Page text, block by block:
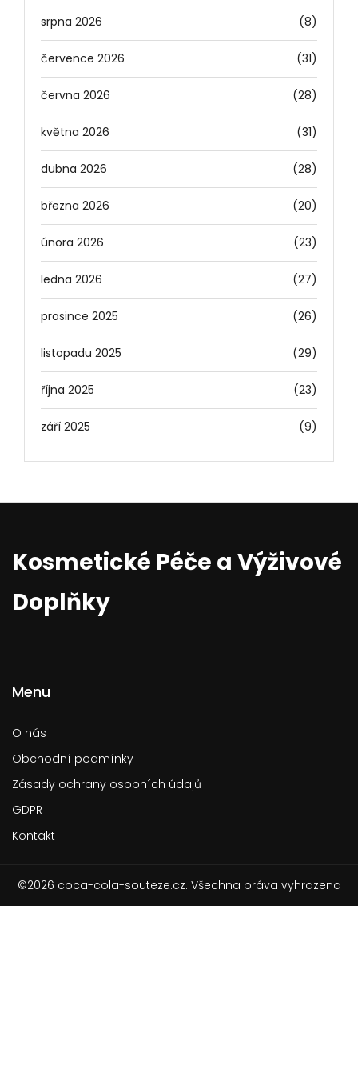
srpna 2026 (8)
července 2026 (31)
června 2026 (28)
května 2026 (31)
dubna 2026 (28)
března 2026 (20)
února 2026 (23)
ledna 2026 (27)
prosince 2025 (26)
listopadu 2025 (29)
října 2025 (23)
září 2025 (9)
Kosmetické Péče a Výživové
Doplňky
Menu
O nás
Obchodní podmínky
Zásady ochrany osobních údajů
GDPR
Kontakt
©2026 coca-cola-souteze.cz. Všechna práva vyhrazena